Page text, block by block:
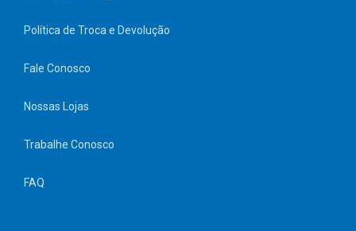
Política de Troca e Devolução
Fale Conosco
Nossas Lojas
Trabalhe Conosco
FAQ